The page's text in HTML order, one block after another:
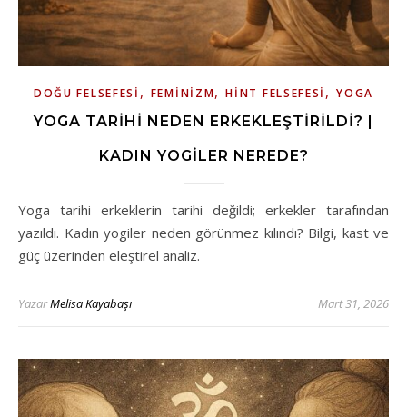
DOĞU FELSEFESI , FEMINIZM,HINT FELSEFESI ,YOGA
YOGA TARIHI NEDEN ERKEKLEŞTIRILDI? |
KADIN YOGILER NEREDE?
Yoga tarihi erkeklerin tarihi değildi; erkekler tarafından
yazıldı. Kadın yogiler neden görünmez kılındı? Bilgi, kast ve
güç üzerinden eleştirel analiz.
YazarMelisa Kayabaşı Mart 31, 2026